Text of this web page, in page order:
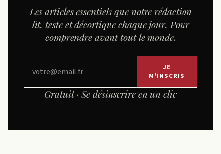
Les articles essentiels que notre rédaction
lit, teste et décortique chaque jour. Pour
comprendre avant tout le monde.
JE
M'INSCRIS
Gratuit · Se désinscrire en un clic